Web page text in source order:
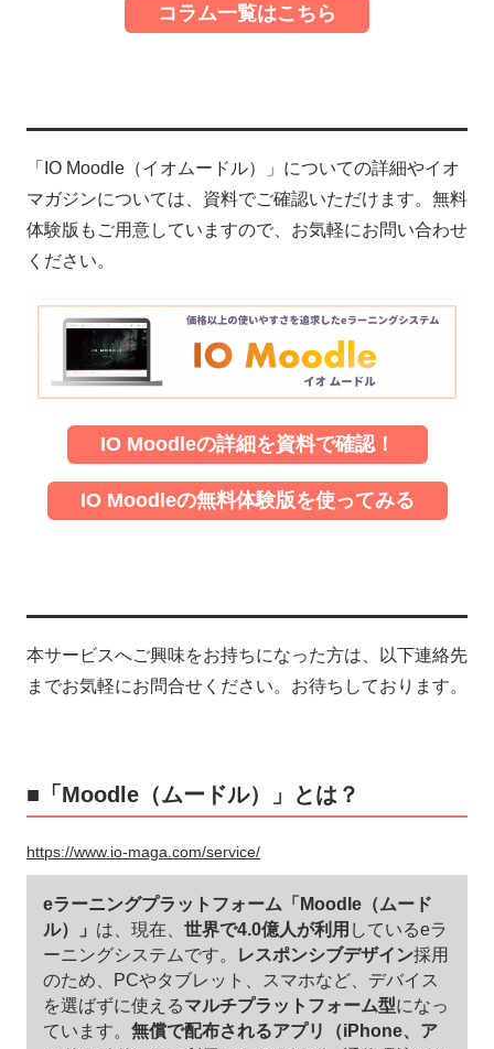
コラム一覧はこちら
「IO Moodle（イオムードル）」についての詳細やイオ
マガジンについては、資料でご確認いただけます。無料
体験版もご用意していますので、お気軽にお問い合わせ
ください。
IO Moodleの詳細を資料で確認！
IO Moodleの無料体験版を使ってみる
本サービスへご興味をお持ちになった方は、以下連絡先
までお気軽にお問合せください。お待ちしております。
■「Moodle（ムードル）」とは？
https://www.io-maga.com/service/
eラーニングプラットフォーム「Moodle（ムード
ル）」 は、現在、 世界で4.0億人が利用 しているeラ
ーニングシステムです。
レスポンシブデザイン採用
のため、PCやタブレット、スマホなど、デバイス
を選ばずに使えるマルチプラットフォーム型になっ
ています。 無償で配布されるアプリ（iPhone、ア